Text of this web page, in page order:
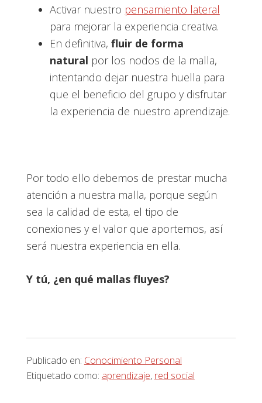
Activar nuestro pensamiento lateral
para mejorar la experiencia creativa.
En definitiva, fluir de forma
natural por los nodos de la malla,
intentando dejar nuestra huella para
que el beneficio del grupo y disfrutar
la experiencia de nuestro aprendizaje.
Por todo ello debemos de prestar mucha
atención a nuestra malla, porque según
sea la calidad de esta, el tipo de
conexiones y el valor que aportemos, así
será nuestra experiencia en ella.
Y tú, ¿en qué mallas fluyes?
Publicado en: Conocimiento Personal
Etiquetado como: aprendizaje, red social